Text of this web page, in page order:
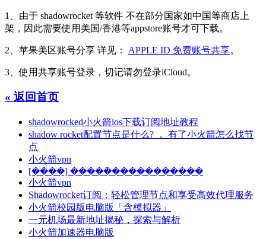
1、由于 shadowrocket 等软件 不在部分国家如中国等商店上
架，因此需要使用美国/香港等appstore账号才可下载。
2、苹果美区账号分享 详见： APPLE ID 免费账号共享。
3、使用共享账号登录，切记请勿登录iCloud。
« 返回首页
shadowrocked小火箭ios下载订阅地址教程
shadow rocket配置节点是什么? ， 有了小火箭怎么找节
点
小火箭vpn
[����] �����ܵ�����������
小火箭vpn
Shadowrocket订阅：轻松管理节点和享受高效代理服务
小火箭校园版电脑版「含模拟器」
一元机场最新地址揭秘，探索与解析
小火箭加速器电脑版